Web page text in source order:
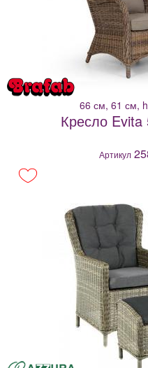
66 см, 61 см,
Кресло Evita
Артикул